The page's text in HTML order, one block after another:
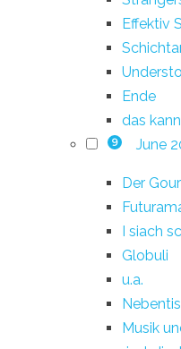
Effektiv
Ende
das
9 June
Der
I siach
Globuli
u.a.
Musik